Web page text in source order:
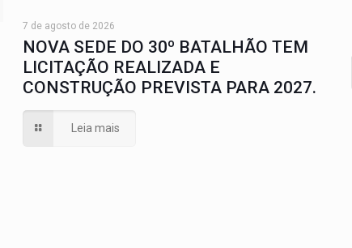
7 de agosto de 2026
NOVA SEDE DO 30º BATALHÃO TEM
LICITAÇÃO REALIZADA E
CONSTRUÇÃO PREVISTA PARA 2027.
Leia mais